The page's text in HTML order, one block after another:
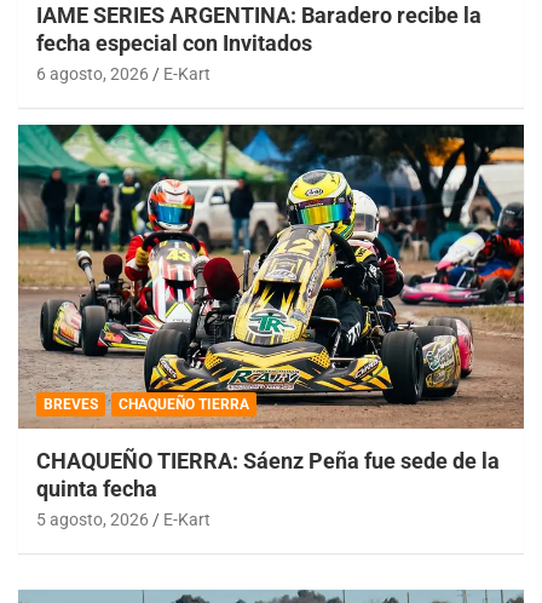
IAME SERIES ARGENTINA: Baradero recibe la
fecha especial con Invitados
6 agosto, 2026 E-Kart
BREVES CHAQUEÑO TIERRA
CHAQUEÑO TIERRA: Sáenz Peña fue sede de la
quinta fecha
5 agosto, 2026 E-Kart